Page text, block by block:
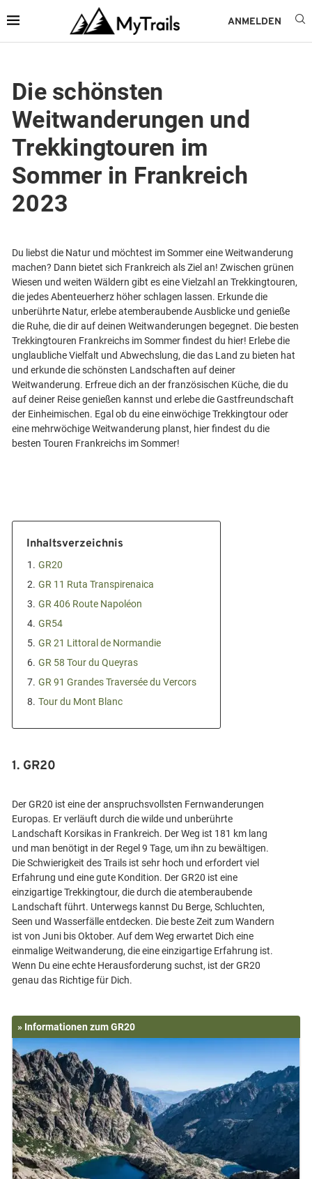
ANMELDEN
Die schönsten
Weitwanderungen und
Trekkingtouren im
Sommer in Frankreich
2023
Du liebst die Natur und möchtest im Sommer eine Weitwanderung
machen? Dann bietet sich Frankreich als Ziel an! Zwischen grünen
Wiesen und weiten Wäldern gibt es eine Vielzahl an Trekkingtouren,
die jedes Abenteuerherz höher schlagen lassen. Erkunde die
unberührte Natur, erlebe atemberaubende Ausblicke und genieße
die Ruhe, die dir auf deinen Weitwanderungen begegnet. Die besten
Trekkingtouren Frankreichs im Sommer findest du hier! Erlebe die
unglaubliche Vielfalt und Abwechslung, die das Land zu bieten hat
und erkunde die schönsten Landschaften auf deiner
Weitwanderung. Erfreue dich an der französischen Küche, die du
auf deiner Reise genießen kannst und erlebe die Gastfreundschaft
der Einheimischen. Egal ob du eine einwöchige Trekkingtour oder
eine mehrwöchige Weitwanderung planst, hier findest du die
Inhaltsverzeichnis
1. GR20
2. GR 11 Ruta Transpirenaica
3. GR 406 Route Napoléon
4. GR54
5. GR 21 Littoral de Normandie
6. GR 58 Tour du Queyras
7. GR 91 Grandes Traversée du Vercors
8. Tour du Mont Blanc
1. GR20
Der GR20 ist eine der anspruchsvollsten Fernwanderungen
Europas. Er verläuft durch die wilde und unberührte
Landschaft Korsikas in Frankreich. Der Weg ist 181 km lang
und man benötigt in der Regel 9 Tage, um ihn zu bewältigen.
Die Schwierigkeit des Trails ist sehr hoch und erfordert viel
Erfahrung und eine gute Kondition. Der GR20 ist eine
einzigartige Trekkingtour, die durch die atemberaubende
Landschaft führt. Unterwegs kannst Du Berge, Schluchten,
Seen und Wasserfälle entdecken. Die beste Zeit zum Wandern
ist von Juni bis Oktober. Auf dem Weg erwartet Dich eine
einmalige Weitwanderung, die eine einzigartige Erfahrung ist.
Wenn Du eine echte Herausforderung suchst, ist der GR20
» Informationen zum GR20